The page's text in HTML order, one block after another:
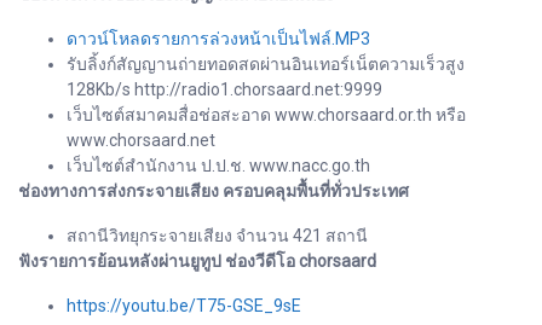
ดาวน์โหลดรายการล่วงหน้าเป็นไฟล์.MP3
รับลิ้งก์สัญญานถ่ายทอดสดผ่านอินเทอร์เน็ตความเร็วสูง
128Kb/s http://radio1.chorsaard.net:9999
เว็บไซต์สมาคมสื่อช่อสะอาด www.chorsaard.or.th หรือ
www.chorsaard.net
เว็บไซต์สำนักงาน ป.ป.ช. www.nacc.go.th
ช่องทางการส่งกระจายเสียง ครอบคลุมพื้นที่ทั่วประเทศ
สถานีวิทยุกระจายเสียง จำนวน 421 สถานี
ฟังรายการย้อนหลังผ่านยูทูป ช่องวีดีโอ chorsaard
https://youtu.be/T75-GSE_9sE